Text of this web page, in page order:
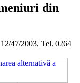
din
47/2003, Tel. 0264